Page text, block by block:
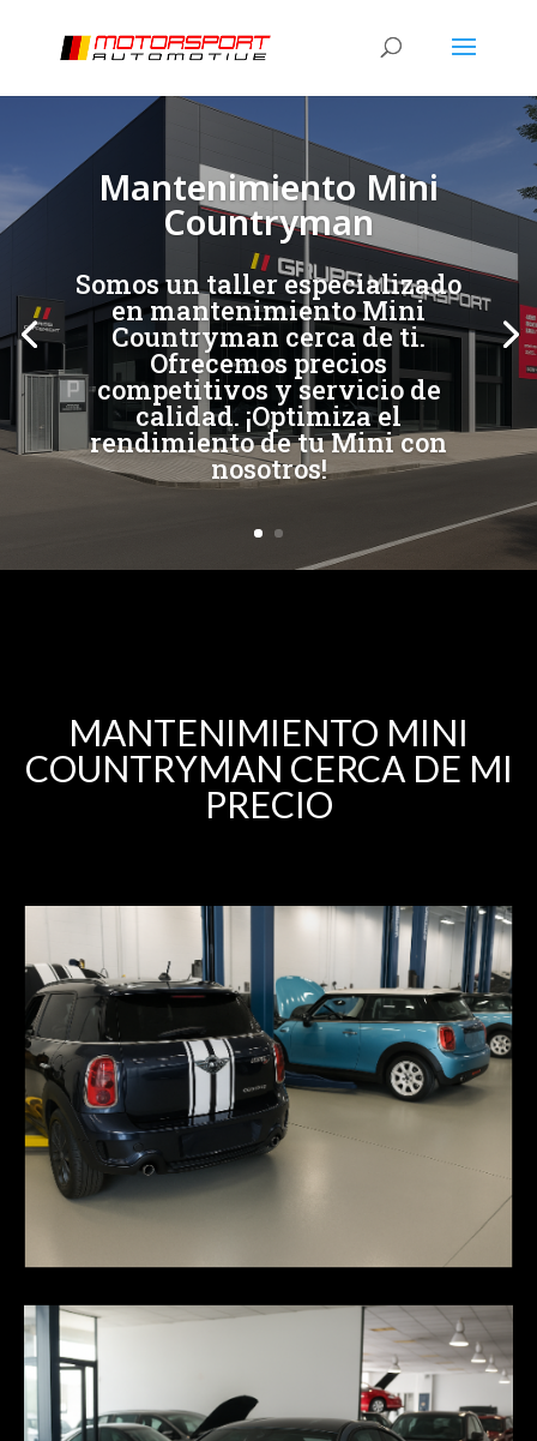
Mantenimiento Mini
Countryman
Somos un taller especializado
en mantenimiento Mini
Countryman cerca de ti.
Ofrecemos precios
competitivos y servicio de
calidad. ¡Optimiza el
rendimiento de tu Mini con
nosotros!
[/et_pb_slide]
MANTENIMIENTO MINI
COUNTRYMAN CERCA DE MI
PRECIO